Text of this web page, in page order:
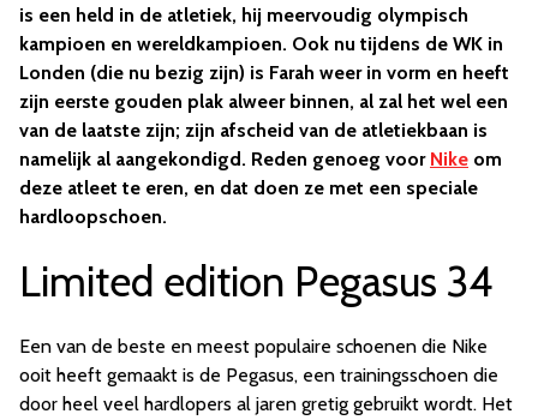
is een held in de atletiek, hij meervoudig olympisch
kampioen en wereldkampioen. Ook nu tijdens de WK in
Londen (die nu bezig zijn) is Farah weer in vorm en heeft
zijn eerste gouden plak alweer binnen, al zal het wel een
van de laatste zijn; zijn afscheid van de atletiekbaan is
namelijk al aangekondigd. Reden genoeg voor Nike om
deze atleet te eren, en dat doen ze met een speciale
hardloopschoen.
Limited edition Pegasus 34
Een van de beste en meest populaire schoenen die Nike
ooit heeft gemaakt is de Pegasus, een trainingsschoen die
door heel veel hardlopers al jaren gretig gebruikt wordt. Het